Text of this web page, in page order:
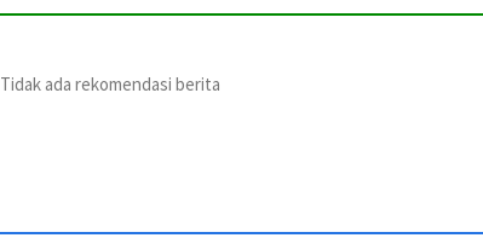
Tidak ada rekomendasi berita